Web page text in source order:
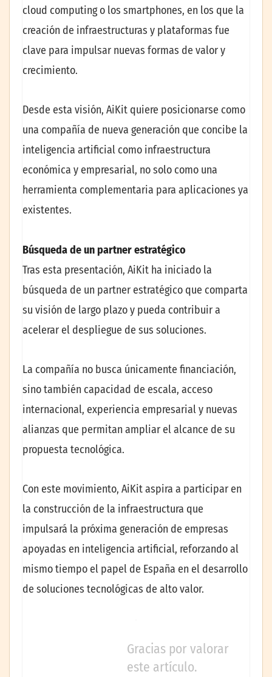
cloud computing o los smartphones, en los que la
creación de infraestructuras y plataformas fue
clave para impulsar nuevas formas de valor y
crecimiento.
Desde esta visión, AiKit quiere posicionarse como
una compañía de nueva generación que concibe la
inteligencia artificial como infraestructura
económica y empresarial, no solo como una
herramienta complementaria para aplicaciones ya
existentes.
Búsqueda de un partner estratégico
Tras esta presentación, AiKit ha iniciado la
búsqueda de un partner estratégico que comparta
su visión de largo plazo y pueda contribuir a
acelerar el despliegue de sus soluciones.
La compañía no busca únicamente financiación,
sino también capacidad de escala, acceso
internacional, experiencia empresarial y nuevas
alianzas que permitan ampliar el alcance de su
propuesta tecnológica.
Con este movimiento, AiKit aspira a participar en
la construcción de la infraestructura que
impulsará la próxima generación de empresas
apoyadas en inteligencia artificial, reforzando al
mismo tiempo el papel de España en el desarrollo
de soluciones tecnológicas de alto valor.
Gracias por valorar
este artículo.